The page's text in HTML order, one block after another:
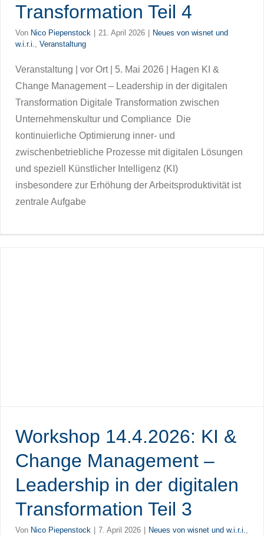
Transformation Teil 4
Von Nico Piepenstock 21. April 2026
Neues von wisnet und
w.i.r.i., Veranstaltung
Veranstaltung | vor Ort | 5. Mai 2026 | Hagen KI &
Change Management – Leadership in der digitalen
Transformation Digitale Transformation zwischen
Unternehmenskultur und Compliance Die
kontinuierliche Optimierung inner- und
zwischenbetriebliche Prozesse mit digitalen Lösungen
und speziell Künstlicher Intelligenz (KI)
insbesondere zur Erhöhung der Arbeitsproduktivität ist
zentrale Aufgabe
Workshop 14.4.2026: KI &
Change Management –
Leadership in der digitalen
Transformation Teil 3
Von Nico Piepenstock 7. April 2026 Neues von wisnet und w.i.r.i.